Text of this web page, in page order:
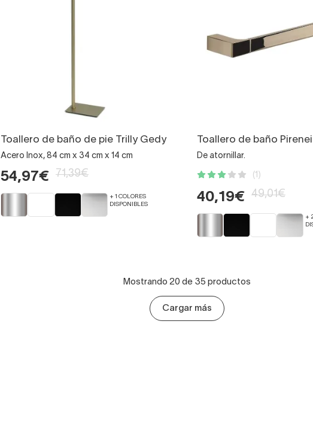
Toallero de baño de pie Trilly Gedy
Acero Inox, 84 cm x 34 cm x 14 cm
54,97€ 71,39€
+ 1 COLORES
DISPONIBLES
Toallero de baño
De atornillar.
(1)
40,19€ 49,01€
+
Mostrando 20 de 35 productos
Cargar más